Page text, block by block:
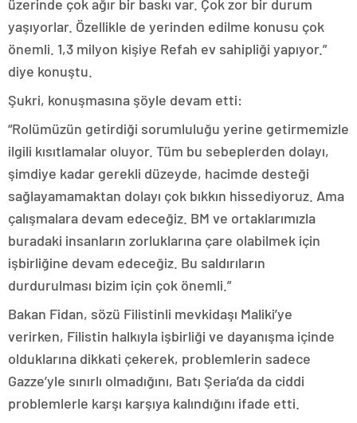
üzerinde çok ağır bir baskı var. Çok zor bir durum
yaşıyorlar. Özellikle de yerinden edilme konusu çok
önemli. 1,3 milyon kişiye Refah ev sahipliği yapıyor.”
diye konuştu.
Şukri, konuşmasına şöyle devam etti:
“Rolümüzün getirdiği sorumluluğu yerine getirmemizle
ilgili kısıtlamalar oluyor. Tüm bu sebeplerden dolayı,
şimdiye kadar gerekli düzeyde, hacimde desteği
sağlayamamaktan dolayı çok bıkkın hissediyoruz. Ama
çalışmalara devam edeceğiz. BM ve ortaklarımızla
buradaki insanların zorluklarına çare olabilmek için
işbirliğine devam edeceğiz. Bu saldırıların
durdurulması bizim için çok önemli.”
Bakan Fidan, sözü Filistinli mevkidaşı Maliki’ye
verirken, Filistin halkıyla işbirliği ve dayanışma içinde
olduklarına dikkati çekerek, problemlerin sadece
Gazze’yle sınırlı olmadığını, Batı Şeria’da da ciddi
problemlerle karşı karşıya kalındığını ifade etti.